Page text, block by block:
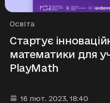
Рубрики
Освіта
Стартує
математики для
PlayMath
Дата та час публікації
16 лют. 2023, 18:40